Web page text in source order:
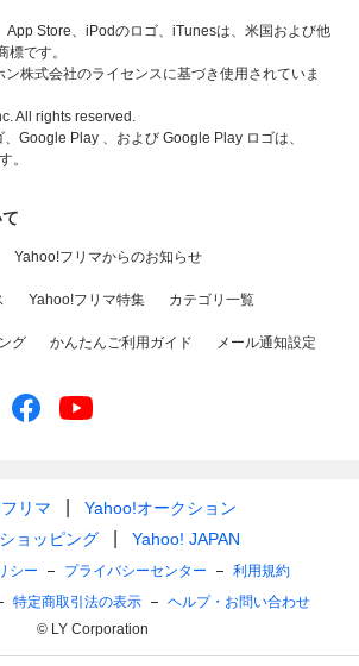
App Store、iPodのロゴ、iTunesは、米国および他
標です。
ン株式会社のライセンスに基づき使用されていま
All rights reserved.
Google Play 、および Google Play ロゴは、
。
Yahoo!フリマからのお知らせ
Yahoo!フリマ特集 カテゴリ一覧
グ かんたんご利用ガイド メール通知設定
リマ
Yahoo!オークション
ョッピング
Yahoo! JAPAN
シー プライバシーセンター
利用規約
特定商取引法の表示
ヘルプ・お問い合わせ
© LY Corporation